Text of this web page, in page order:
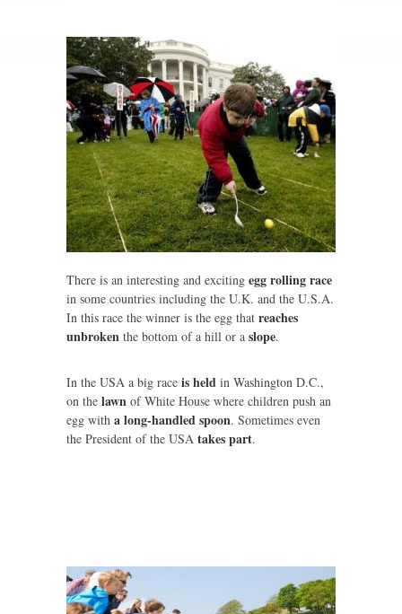
There is an interesting and exciting egg rolling race
in some countries including the U.K. and the U.S.A.
In this race the winner is the egg that reaches
unbroken the bottom of a hill or a slope.
In the USA a big race is held in Washington D.C.,
on the lawn of White House where children push an
egg with a long-handled spoon. Sometimes even
the President of the USA takes part.